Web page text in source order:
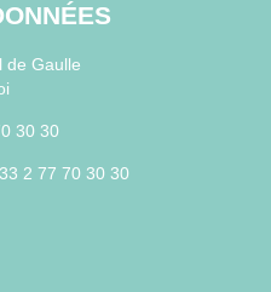
de Gaulle
30 30
2 77 70 30 30